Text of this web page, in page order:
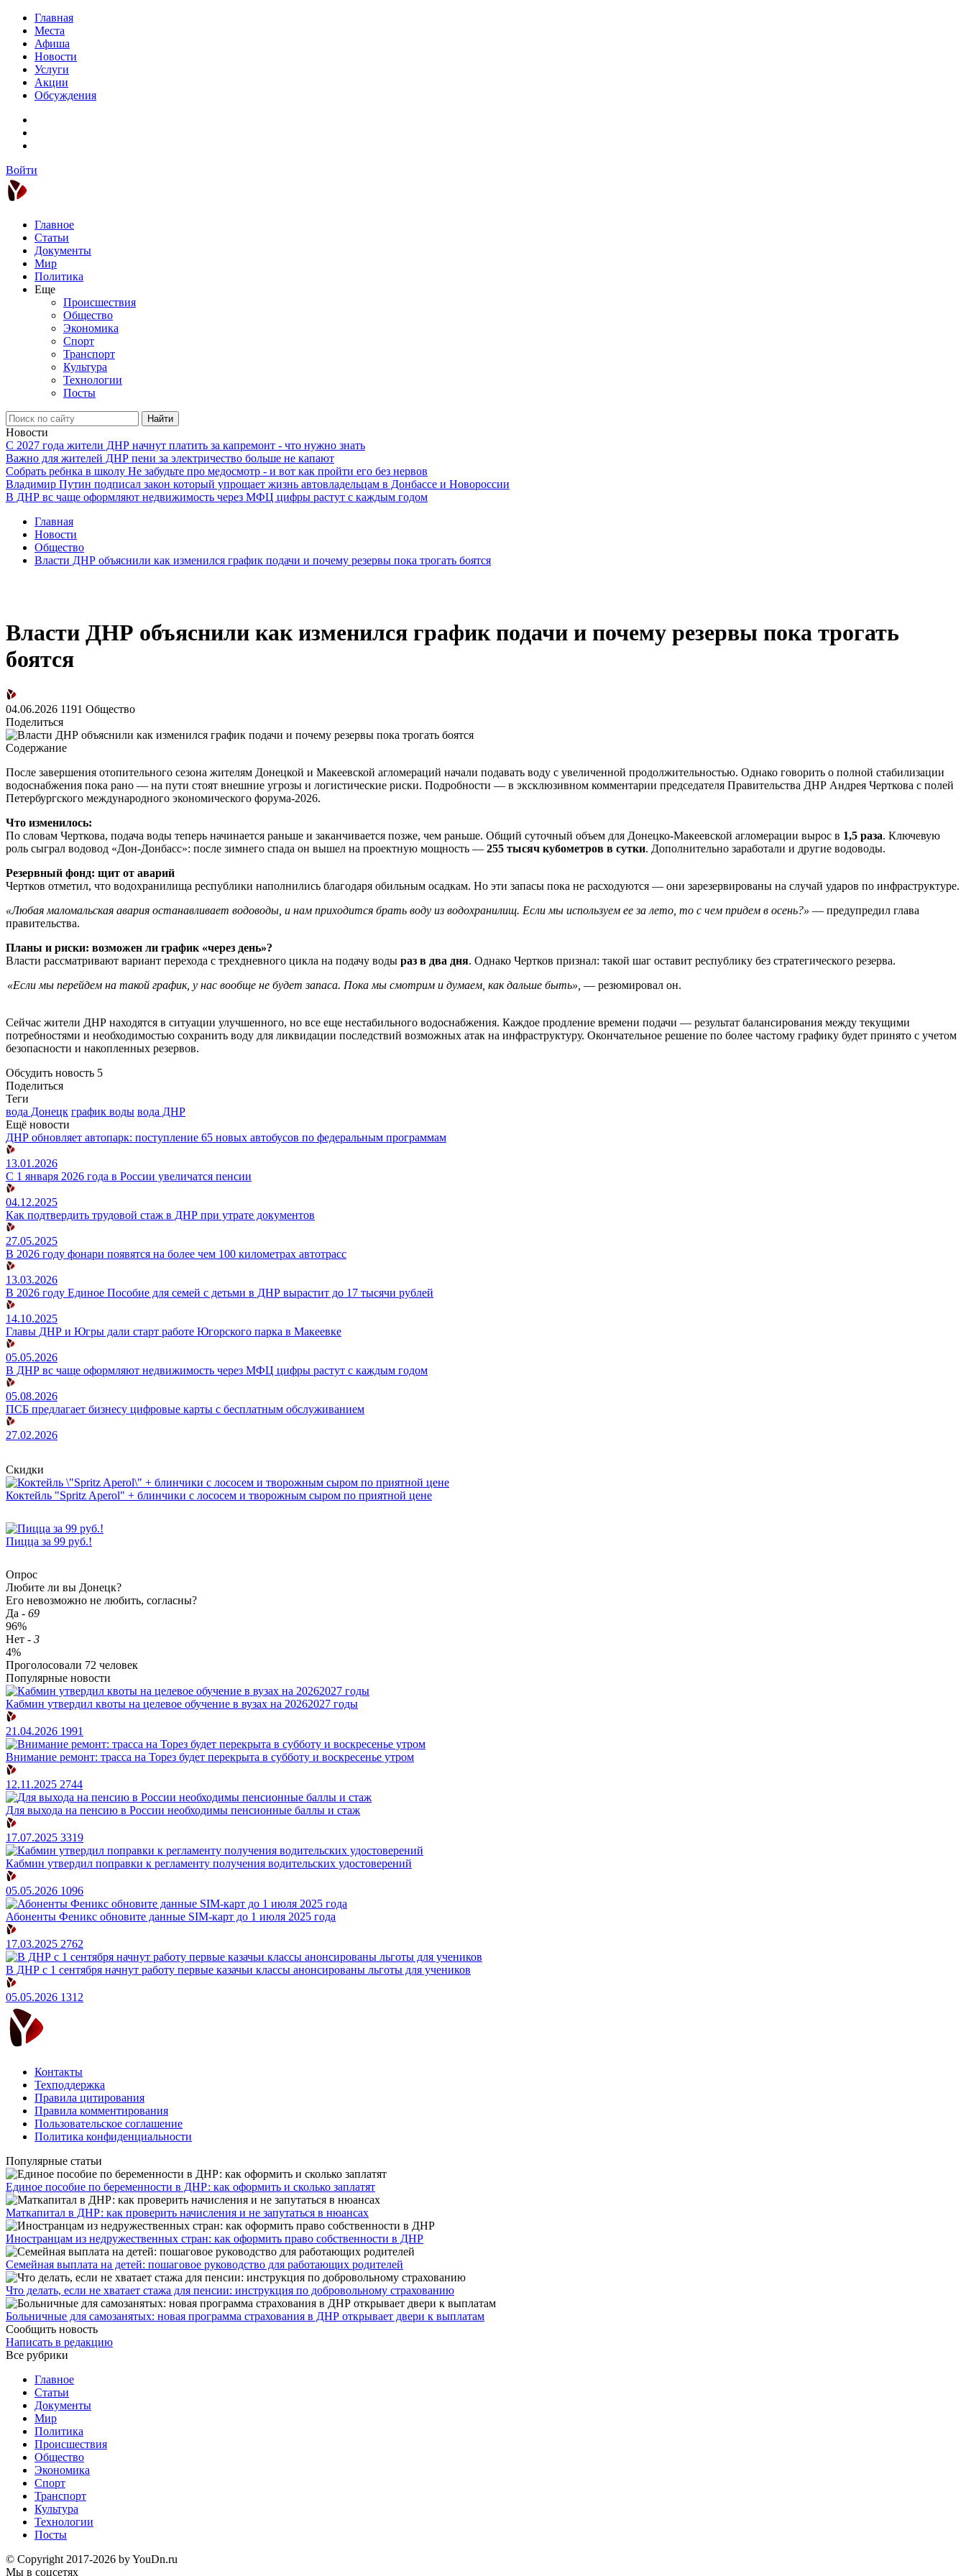
Главная
Места
Афиша
Новости
Услуги
Акции
Обсуждения
Войти
Главное
Статьи
Документы
Мир
Политика
Еще
Происшествия
Общество
Экономика
Спорт
Транспорт
Культура
Технологии
Посты
Найти
Новости
С 2027 года жители ДНР начнут платить за капремонт - что нужно знать
Важно для жителей ДНР пени за электричество больше не капают
Собрать ребнка в школу Не забудьте про медосмотр - и вот как пройти его без нервов
Владимир Путин подписал закон который упрощает жизнь автовладельцам в Донбассе и Новороссии
В ДНР вс чаще оформляют недвижимость через МФЦ цифры растут с каждым годом
Главная
Новости
Общество
Власти ДНР объяснили как изменился график подачи и почему резервы пока трогать боятся
Власти ДНР объяснили как изменился график подачи и почему резервы пока трогать
боятся
04.06.2026 1191 Общество
Поделиться
Содержание
После завершения отопительного сезона жителям Донецкой и Макеевской агломераций начали подавать воду с увеличенной продолжительностью. Однако говорить о полной стабилизации
водоснабжения пока рано — на пути стоят внешние угрозы и логистические риски. Подробности — в эксклюзивном комментарии председателя Правительства ДНР Андрея Черткова с полей
Петербургского международного экономического форума-2026.
Что изменилось:
По словам Черткова, подача воды теперь начинается раньше и заканчивается позже, чем раньше. Общий суточный объем для Донецко-Макеевской агломерации вырос в 1,5 раза. Ключевую
роль сыграл водовод «Дон-Донбасс»: после зимнего спада он вышел на проектную мощность — 255 тысяч кубометров в сутки. Дополнительно заработали и другие водоводы.
Резервный фонд: щит от аварий
Чертков отметил, что водохранилища республики наполнились благодаря обильным осадкам. Но эти запасы пока не расходуются — они зарезервированы на случай ударов по инфраструктуре.
«Любая маломальская авария останавливает водоводы, и нам приходится брать воду из водохранилищ. Если мы используем ее за лето, то с чем придем в осень?» — предупредил глава
правительства.
Планы и риски: возможен ли график «через день»?
Власти рассматривают вариант перехода с трехдневного цикла на подачу воды раз в два дня. Однако Чертков признал: такой шаг оставит республику без стратегического резерва.
«Если мы перейдем на такой график, у нас вообще не будет запаса. Пока мы смотрим и думаем, как дальше быть», — резюмировал он.
Сейчас жители ДНР находятся в ситуации улучшенного, но все еще нестабильного водоснабжения. Каждое продление времени подачи — результат балансирования между текущими
потребностями и необходимостью сохранить воду для ликвидации последствий возможных атак на инфраструктуру. Окончательное решение по более частому графику будет принято с учетом
безопасности и накопленных резервов.
Обсудить новость 5
Поделиться
Теги
вода Донецк график воды вода ДНР
Ещё новости
ДНР обновляет автопарк: поступление 65 новых автобусов по федеральным программам
13.01.2026
С 1 января 2026 года в России увеличатся пенсии
04.12.2025
Как подтвердить трудовой стаж в ДНР при утрате документов
27.05.2025
В 2026 году фонари появятся на более чем 100 километрах автотрасс
13.03.2026
В 2026 году Единое Пособие для семей с детьми в ДНР вырастит до 17 тысячи рублей
14.10.2025
Главы ДНР и Югры дали старт работе Югорского парка в Макеевке
05.05.2026
В ДНР вс чаще оформляют недвижимость через МФЦ цифры растут с каждым годом
05.08.2026
ПСБ предлагает бизнесу цифровые карты с бесплатным обслуживанием
27.02.2026
Скидки
Коктейль "Spritz Aperol" + блинчики с лососем и творожным сыром по приятной цене
Пицца за 99 руб.!
Опрос
Любите ли вы Донецк?
Его невозможно не любить, согласны?
Да - 69
96%
Нет - 3
4%
Проголосовали 72 человек
Популярные новости
Кабмин утвердил квоты на целевое обучение в вузах на 20262027 годы
21.04.2026 1991
Внимание ремонт: трасса на Торез будет перекрыта в субботу и воскресенье утром
12.11.2025 2744
Для выхода на пенсию в России необходимы пенсионные баллы и стаж
17.07.2025 3319
Кабмин утвердил поправки к регламенту получения водительских удостоверений
05.05.2026 1096
Абоненты Феникс обновите данные SIM-карт до 1 июля 2025 года
17.03.2025 2762
В ДНР с 1 сентября начнут работу первые казачьи классы анонсированы льготы для учеников
05.05.2026 1312
Контакты
Техподдержка
Правила цитирования
Правила комментирования
Пользовательское соглашение
Политика конфиденциальности
Популярные статьи
Единое пособие по беременности в ДНР: как оформить и сколько заплатят
​Маткапитал в ДНР: как проверить начисления и не запутаться в нюансах
Иностранцам из недружественных стран: как оформить право собственности в ДНР
Семейная выплата на детей: пошаговое руководство для работающих родителей
Что делать, если не хватает стажа для пенсии: инструкция по добровольному страхованию
Больничные для самозанятых: новая программа страхования в ДНР открывает двери к выплатам
Сообщить новость
Написать в редакцию
Все рубрики
Главное
Статьи
Документы
Мир
Политика
Происшествия
Общество
Экономика
Спорт
Транспорт
Культура
Технологии
Посты
© Copyright 2017-2026 by YouDn.ru
Мы в соцсетях